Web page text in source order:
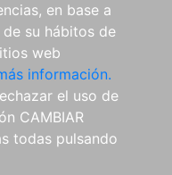
en base a
su hábitos de
web
información.
el uso de
CAMBIAR
todas pulsando